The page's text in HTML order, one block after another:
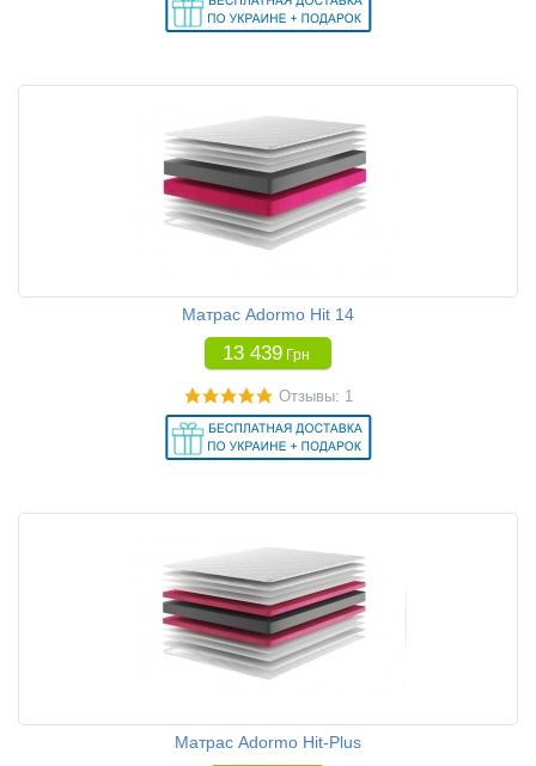
Матрас Adormo Hit 14
13 439 Грн
Отзывы: 1
Матрас Adormo Hit-Plus